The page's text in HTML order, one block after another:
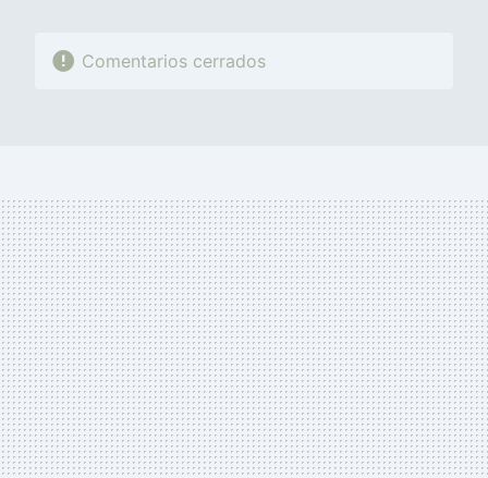
Comentarios cerrados